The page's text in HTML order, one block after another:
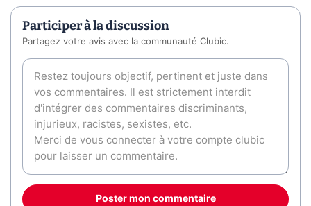
Participer à la discussion
Partagez votre avis avec la communauté Clubic.
Poster mon commentaire